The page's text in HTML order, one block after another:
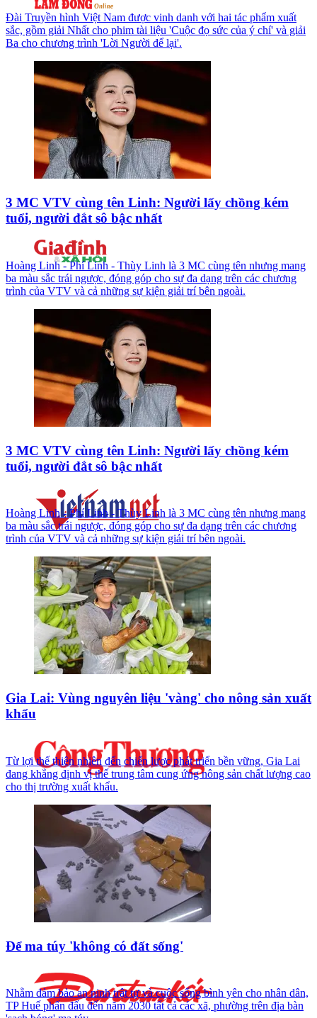
Đài Truyền hình Việt Nam được vinh danh với hai tác phẩm xuất
sắc, gồm giải Nhất cho phim tài liệu 'Cuộc đọ sức của ý chí' và giải
Ba cho chương trình 'Lời Người để lại'.
3 MC VTV cùng tên Linh: Người lấy chồng kém
tuổi, người đắt sô bậc nhất
Hoàng Linh - Phí Linh - Thùy Linh là 3 MC cùng tên nhưng mang
ba màu sắc trái ngược, đóng góp cho sự đa dạng trên các chương
trình của VTV và cả những sự kiện giải trí bên ngoài.
3 MC VTV cùng tên Linh: Người lấy chồng kém
tuổi, người đắt sô bậc nhất
Hoàng Linh - Phí Linh - Thùy Linh là 3 MC cùng tên nhưng mang
ba màu sắc trái ngược, đóng góp cho sự đa dạng trên các chương
trình của VTV và cả những sự kiện giải trí bên ngoài.
Gia Lai: Vùng nguyên liệu 'vàng' cho nông sản xuất
khẩu
Từ lợi thế thiên nhiên đến chiến lược phát triển bền vững, Gia Lai
đang khẳng định vị thế trung tâm cung ứng nông sản chất lượng cao
cho thị trường xuất khẩu.
Để ma túy 'không có đất sống'
Nhằm đảm bảo an ninh trật tự và cuộc sống bình yên cho nhân dân,
TP Huế phấn đấu đến năm 2030 tất cả các xã, phường trên địa bàn